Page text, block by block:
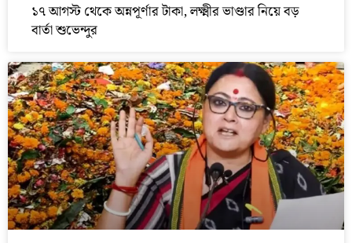
১৭ আগস্ট থেকে অন্নপূর্ণার টাকা, লক্ষ্মীর ভাণ্ডার নিয়ে বড়
বার্তা শুভেন্দুর